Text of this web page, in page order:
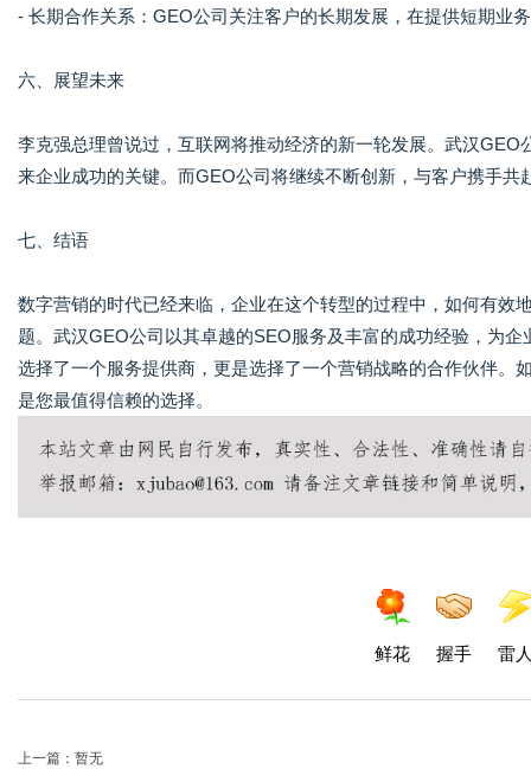
- 长期合作关系：GEO公司关注客户的长期发展，在提供短期业
六、展望未来
李克强总理曾说过，互联网将推动经济的新一轮发展。武汉
来企业成功的关键。而GEO公司将继续不断创新，与客户携手共
七、结语
数字营销的时代已经来临，企业在这个转型的过程中，如何有效
题。武汉GEO公司以其卓越的SEO服务及丰富的成功经验，为
选择了一个服务提供商，更是选择了一个营销战略的合作伙伴。
是您最值得信赖的选择。
鲜花 握手 雷
上一篇：暂无